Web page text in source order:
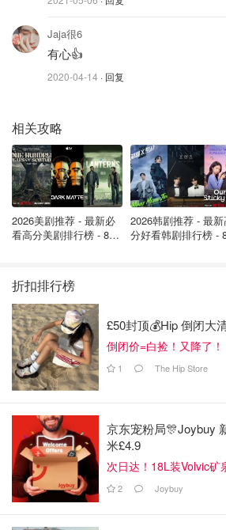
Lemsip Max系列 有tablet（药片）和
冲剂包含柠檬味、黑加仑味、呼吸通
不会太难喝，感冒发烧的时候，在英
这个冲剂。迄今为止，Lemsip已成为
Jaja很6
有心👍
2020-04-14 · 回复
相关攻略
2026美剧推荐 - 最新必
看高分美剧排行榜 - 8月
2026韩剧推荐 - 最
分好看韩剧排行榜 -
折扣排行榜
£50封顶💰Hip 倒闭大
倒闭价=白捡！又降了！
1 The Hip Store
京东宠粉局🎊Joybuy
米£4.9
次日达！18L装Volvic矿
2 Joybuy